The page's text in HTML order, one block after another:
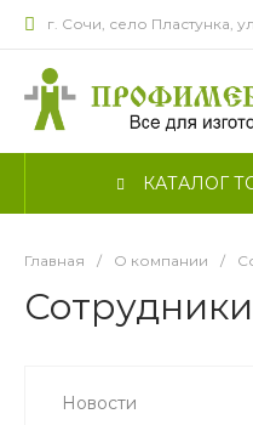
г. Сочи, село Пластунка,
КАТАЛОГ
Главная / О компании /
Сотрудники
Новости